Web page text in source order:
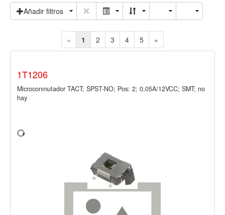
Añadir filtros
« 1 2 3 4 5 »
1T1206
Microconmutador TACT; SPST-NO; Pos: 2; 0,05A/12VCC; SMT; no
hay